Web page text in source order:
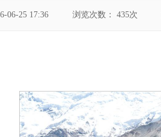
06-25 17:36 浏览次数： 435次